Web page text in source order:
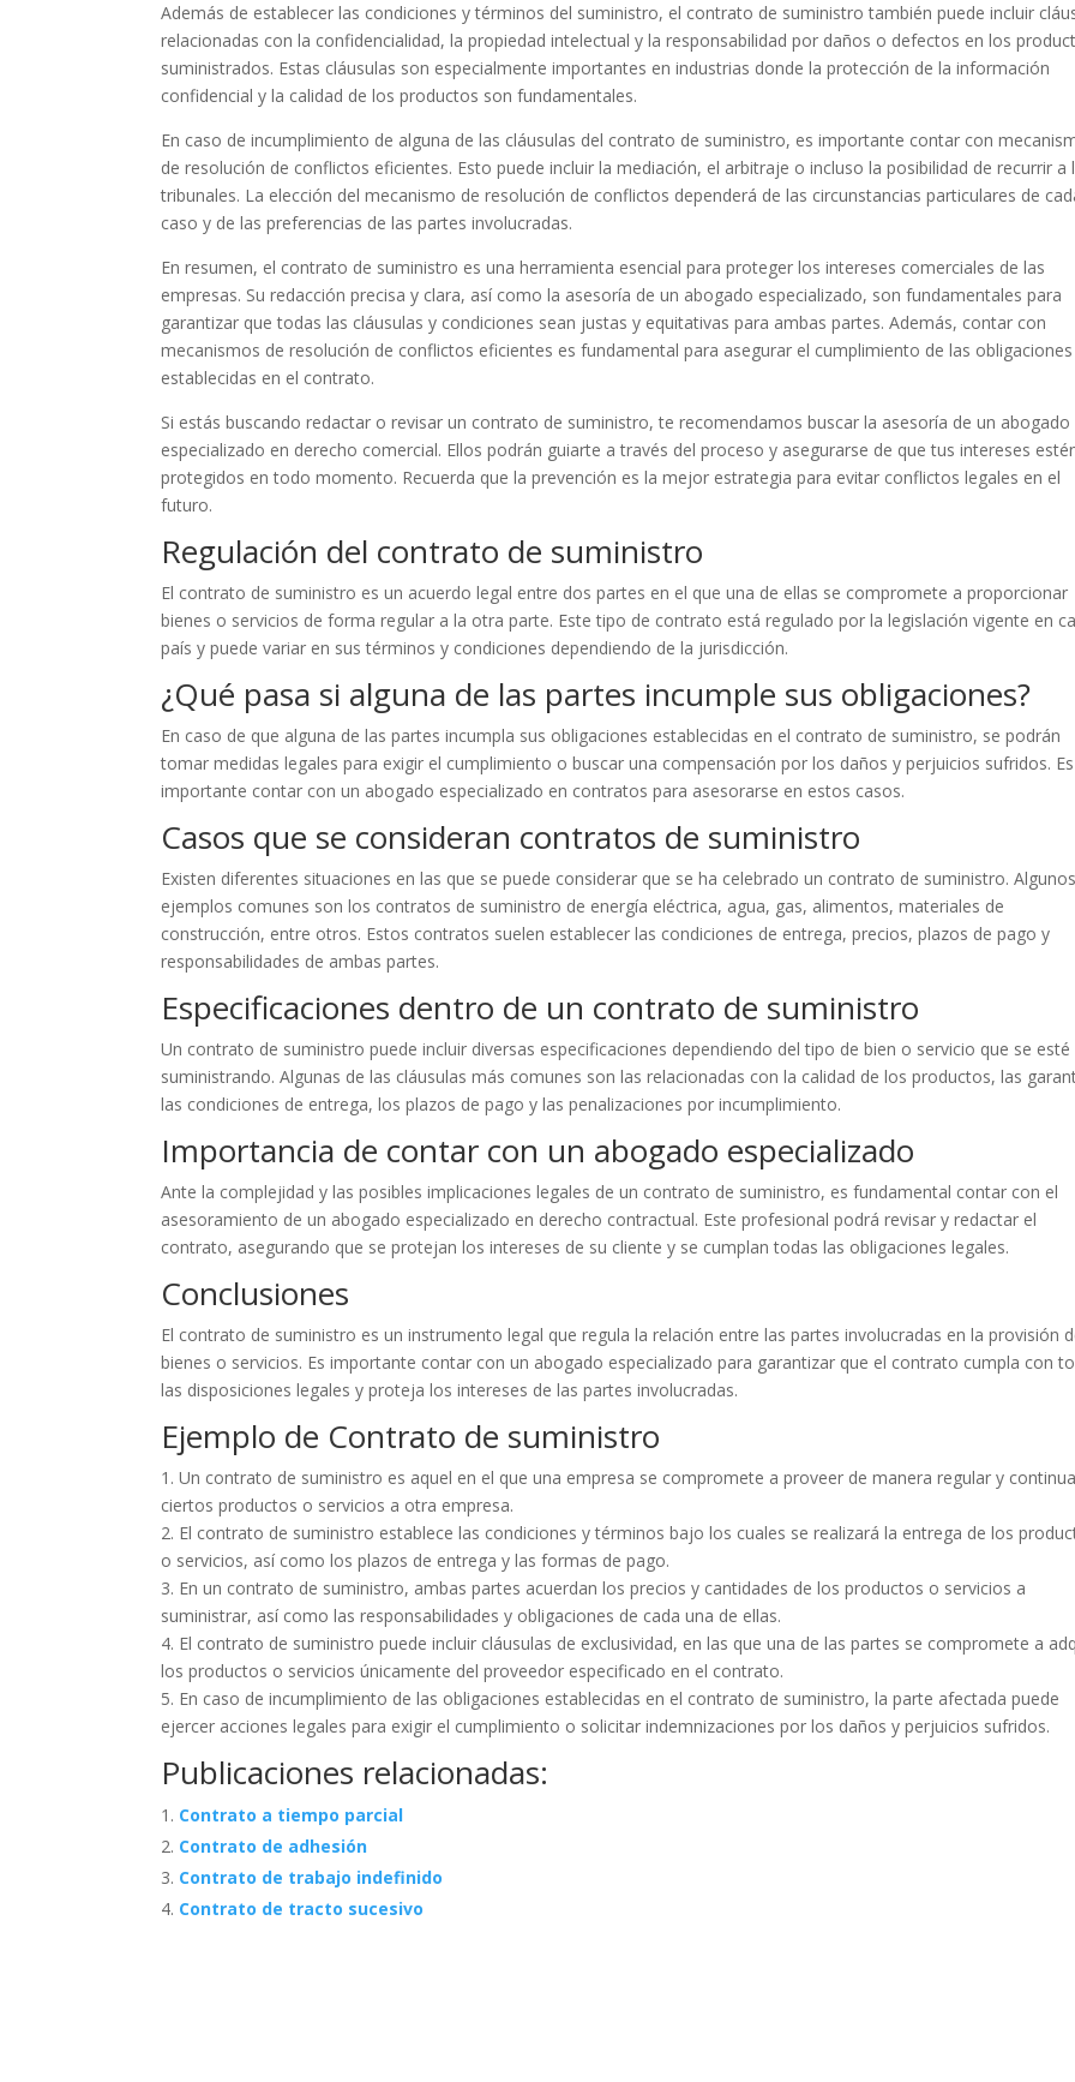
Además de establecer las condiciones y términos del suministro, el contrato de suministro también puede incluir
relacionadas con la confidencialidad, la propiedad intelectual y la responsabilidad por daños o defectos en los
suministrados. Estas cláusulas son especialmente importantes en industrias donde la protección de la información
confidencial y la calidad de los productos son fundamentales.
En caso de incumplimiento de alguna de las cláusulas del contrato de suministro, es importante contar con
de resolución de conflictos eficientes. Esto puede incluir la mediación, el arbitraje o incluso la posibilidad de recurrir a
tribunales. La elección del mecanismo de resolución de conflictos dependerá de las circunstancias particulares de
caso y de las preferencias de las partes involucradas.
En resumen, el contrato de suministro es una herramienta esencial para proteger los intereses comerciales de las
empresas. Su redacción precisa y clara, así como la asesoría de un abogado especializado, son fundamentales para
garantizar que todas las cláusulas y condiciones sean justas y equitativas para ambas partes. Además, contar con
mecanismos de resolución de conflictos eficientes es fundamental para asegurar el cumplimiento de las obligaciones
establecidas en el contrato.
Si estás buscando redactar o revisar un contrato de suministro, te recomendamos buscar la asesoría de un abogado
especializado en derecho comercial. Ellos podrán guiarte a través del proceso y asegurarse de que tus intereses
protegidos en todo momento. Recuerda que la prevención es la mejor estrategia para evitar conflictos legales en el
futuro.
Regulación del contrato de suministro
El contrato de suministro es un acuerdo legal entre dos partes en el que una de ellas se compromete a proporcionar
bienes o servicios de forma regular a la otra parte. Este tipo de contrato está regulado por la legislación vigente en
país y puede variar en sus términos y condiciones dependiendo de la jurisdicción.
¿Qué pasa si alguna de las partes incumple sus obligaciones?
En caso de que alguna de las partes incumpla sus obligaciones establecidas en el contrato de suministro, se podrán
tomar medidas legales para exigir el cumplimiento o buscar una compensación por los daños y perjuicios sufridos. Es
importante contar con un abogado especializado en contratos para asesorarse en estos casos.
Casos que se consideran contratos de suministro
Existen diferentes situaciones en las que se puede considerar que se ha celebrado un contrato de suministro. Algunos
ejemplos comunes son los contratos de suministro de energía eléctrica, agua, gas, alimentos, materiales de
construcción, entre otros. Estos contratos suelen establecer las condiciones de entrega, precios, plazos de pago y
responsabilidades de ambas partes.
Especificaciones dentro de un contrato de suministro
Un contrato de suministro puede incluir diversas especificaciones dependiendo del tipo de bien o servicio que se esté
suministrando. Algunas de las cláusulas más comunes son las relacionadas con la calidad de los productos, las
las condiciones de entrega, los plazos de pago y las penalizaciones por incumplimiento.
Importancia de contar con un abogado especializado
Ante la complejidad y las posibles implicaciones legales de un contrato de suministro, es fundamental contar con el
asesoramiento de un abogado especializado en derecho contractual. Este profesional podrá revisar y redactar el
contrato, asegurando que se protejan los intereses de su cliente y se cumplan todas las obligaciones legales.
Conclusiones
El contrato de suministro es un instrumento legal que regula la relación entre las partes involucradas en la provisión
bienes o servicios. Es importante contar con un abogado especializado para garantizar que el contrato cumpla con
las disposiciones legales y proteja los intereses de las partes involucradas.
Ejemplo de Contrato de suministro
1. Un contrato de suministro es aquel en el que una empresa se compromete a proveer de manera regular y continua
ciertos productos o servicios a otra empresa.
2. El contrato de suministro establece las condiciones y términos bajo los cuales se realizará la entrega de los
o servicios, así como los plazos de entrega y las formas de pago.
3. En un contrato de suministro, ambas partes acuerdan los precios y cantidades de los productos o servicios a
suministrar, así como las responsabilidades y obligaciones de cada una de ellas.
4. El contrato de suministro puede incluir cláusulas de exclusividad, en las que una de las partes se compromete a
los productos o servicios únicamente del proveedor especificado en el contrato.
5. En caso de incumplimiento de las obligaciones establecidas en el contrato de suministro, la parte afectada puede
ejercer acciones legales para exigir el cumplimiento o solicitar indemnizaciones por los daños y perjuicios sufridos.
Publicaciones relacionadas:
Contrato a tiempo parcial
Contrato de adhesión
Contrato de trabajo indefinido
Contrato de tracto sucesivo